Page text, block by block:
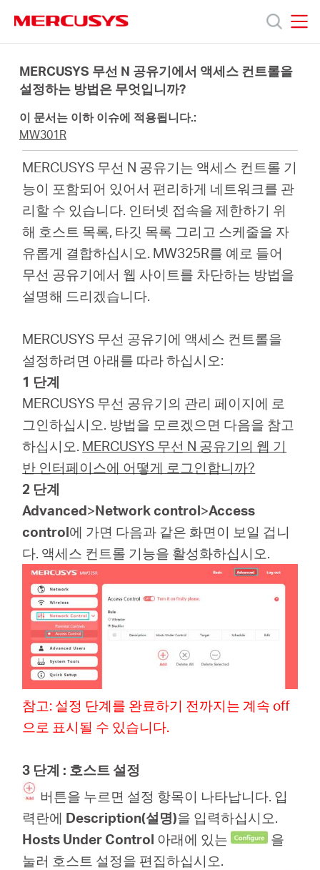
navigation
Republic
MERCUSYS 무선 N 공유기에서 액세스 컨트롤을
설정하는 방법은 무엇입니까?
이 문서는 이하 이슈에 적용됩니다.:
MW301R
MERCUSYS 무선 N 공유기는 액세스 컨트롤 기
능이 포함되어 있어서 편리하게 네트워크를 관
리할 수 있습니다. 인터넷 접속을 제한하기 위
해 호스트 목록, 타깃 목록 그리고 스케줄을 자
유롭게 결합하십시오. MW325R를 예로 들어
무선 공유기에서 웹 사이트를 차단하는 방법을
설명해 드리겠습니다.
MERCUSYS 무선 공유기에 액세스 컨트롤을
설정하려면 아래를 따라 하십시오:
1 단계
MERCUSYS 무선 공유기의 관리 페이지에 로
그인하십시오. 방법을 모르겠으면 다음을 참고
하십시오. MERCUSYS 무선 N 공유기의 웹 기
반 인터페이스에 어떻게 로그인합니까?
2 단계
Advanced>Network control>Access
control에 가면 다음과 같은 화면이 보일 겁니
다. 액세스 컨트롤 기능을 활성화하십시오.
참고: 설정 단계를 완료하기 전까지는 계속 off
으로 표시될 수 있습니다.
3 단계 : 호스트 설정
버튼을 누르면 설정 항목이 나타납니다. 입
력란에 Description(설명)을 입력하십시오.
Hosts Under Control 아래에 있는
을
눌러 호스트 설정을 편집하십시오.